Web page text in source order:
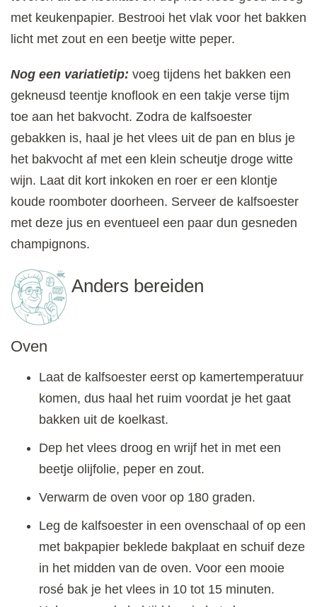
met keukenpapier. Bestrooi het vlak voor het bakken
licht met zout en een beetje witte peper.
Nog een variatietip: voeg tijdens het bakken een
gekneusd teentje knoflook en een takje verse tijm
toe aan het bakvocht. Zodra de kalfsoester
gebakken is, haal je het vlees uit de pan en blus je
het bakvocht af met een klein scheutje droge witte
wijn. Laat dit kort inkoken en roer er een klontje
koude roomboter doorheen. Serveer de kalfsoester
met deze jus en eventueel een paar dun gesneden
champignons.
Anders bereiden
Oven
Laat de kalfsoester eerst op kamertemperatuur
komen, dus haal het ruim voordat je het gaat
bakken uit de koelkast.
Dep het vlees droog en wrijf het in met een
beetje olijfolie, peper en zout.
Verwarm de oven voor op 180 graden.
Leg de kalfsoester in een ovenschaal of op een
met bakpapier beklede bakplaat en schuif deze
in het midden van de oven. Voor een mooie
rosé bak je het vlees in 10 tot 15 minuten.